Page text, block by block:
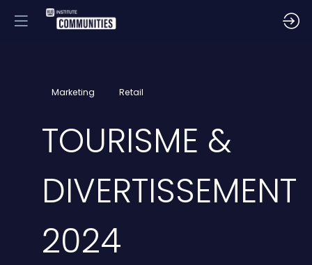
Marketing Retail
TOURISME &
DIVERTISSEMENT
2024